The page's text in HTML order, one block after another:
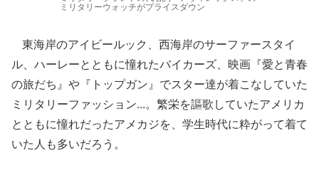
ミリタリーウォッチがプライスダウン
東海岸のアイビールック、西海岸のサーファースタイ
ル、ハーレーとともに憧れたバイカーズ、映画『愛と青春
の旅だち』や『トップガン』でスター達が着こなしていた
ミリタリーファッション...。繁栄を謳歌していたアメリカ
とともに憧れだったアメカジを、学生時代に粋がって着て
いた人も多いだろう。